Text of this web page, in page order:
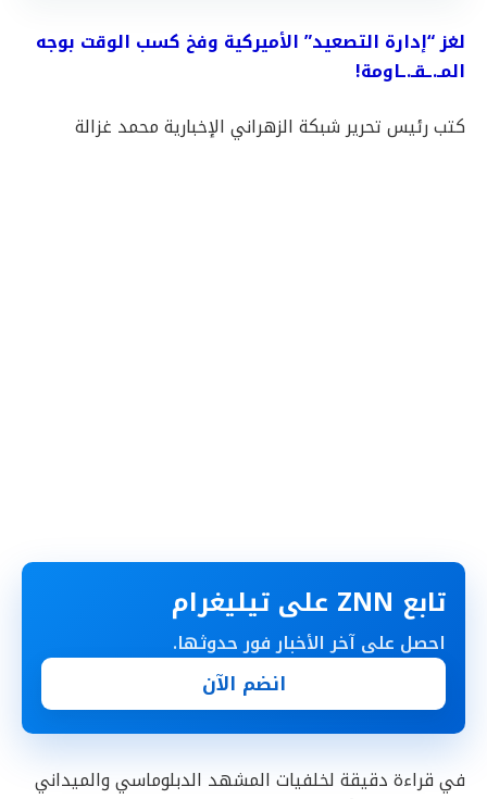
لغز “إدارة التصعيد” الأميركية وفخ كسب الوقت بوجه
المـ.ـقـ.ـاومة!
كتب رئيس تحرير شبكة الزهراني الإخبارية محمد غزالة
تابع ZNN على تيليغرام
احصل على آخر الأخبار فور حدوثها.
انضم الآن
في قراءة دقيقة لخلفيات المشهد الدبلوماسي والميداني